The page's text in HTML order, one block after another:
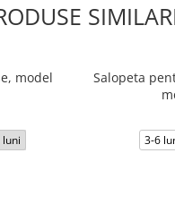
model
luni
Salopeta
3-6